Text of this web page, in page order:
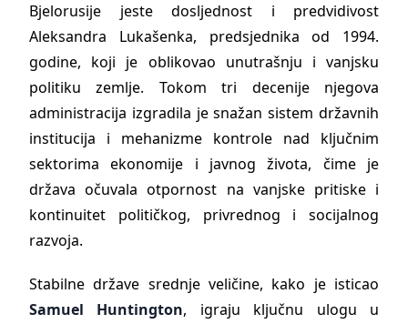
Bjelorusije jeste dosljednost i predvidivost
Aleksandra Lukašenka, predsjednika od 1994.
godine, koji je oblikovao unutrašnju i vanjsku
politiku zemlje. Tokom tri decenije njegova
administracija izgradila je snažan sistem državnih
institucija i mehanizme kontrole nad ključnim
sektorima ekonomije i javnog života, čime je
država očuvala otpornost na vanjske pritiske i
kontinuitet političkog, privrednog i socijalnog
razvoja.
Stabilne države srednje veličine, kako je isticao
Samuel Huntington, igraju ključnu ulogu u